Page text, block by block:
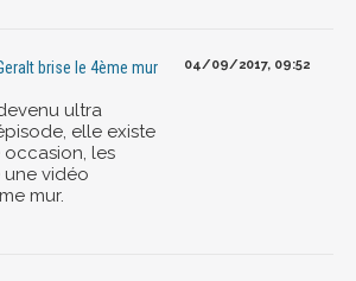
brise le 4ème mur
ultra
elle existe
occasion, les
vidéo
mur.
04/09/2017, 09:52